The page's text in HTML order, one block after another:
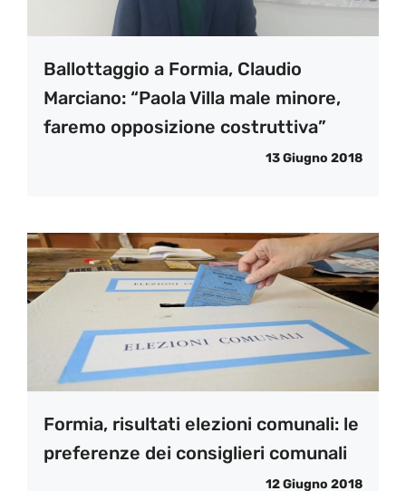
Ballottaggio a Formia, Claudio
Marciano: “Paola Villa male minore,
faremo opposizione costruttiva”
13 Giugno 2018
Formia, risultati elezioni comunali: le
preferenze dei consiglieri comunali
12 Giugno 2018